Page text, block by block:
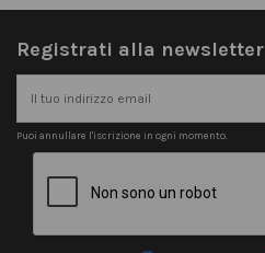
Registrati alla newsletter
Puoi annullare l'iscrizione in ogni momento.